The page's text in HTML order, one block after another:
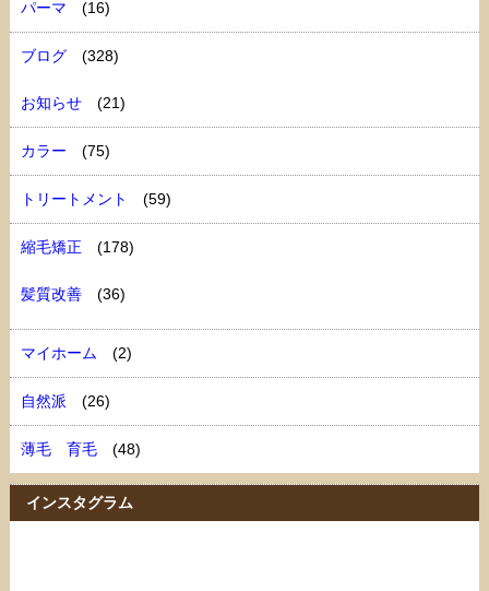
パーマ (16)
ブログ (328)
お知らせ (21)
カラー (75)
トリートメント (59)
縮毛矯正 (178)
髪質改善 (36)
マイホーム (2)
自然派 (26)
薄毛 育毛 (48)
インスタグラム